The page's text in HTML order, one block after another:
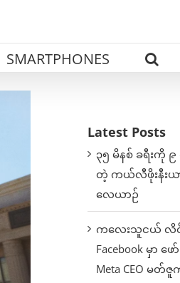
SMARTPHONES
Latest Posts
၃၅ မိနစ် ခရီးကို
တဲ့ ကယ်လီဖိုးနီးယ
လေယာဉ်
ကလေးသူငယ် လိင်
Facebook မှာ
Meta CEO မတ်